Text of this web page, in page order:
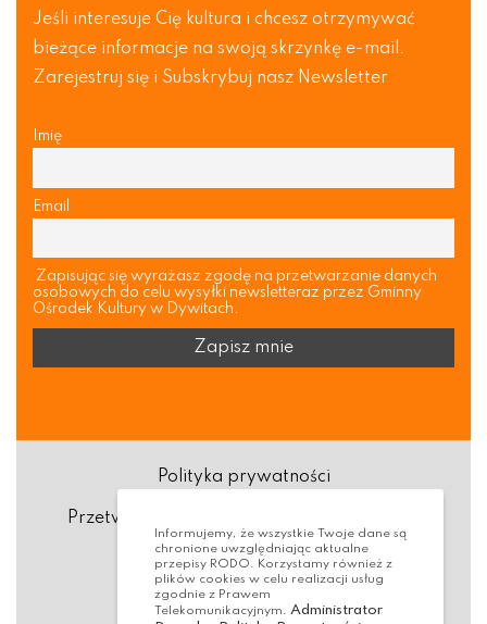
Jeśli interesuje Cię kultura i chcesz otrzymywać
bieżące informacje na swoją skrzynkę e-mail.
Zarejestruj się i Subskrybuj nasz Newsletter
Imię
Email
Zapisując się wyrażasz zgodę na przetwarzanie danych
osobowych do celu wysyłki newsletteraz przez Gminny
Ośrodek Kultury w Dywitach.
Polityka prywatności
Przetwarzanie danych osobowych (RODO)
Deklaracja dostępności
Dostępność Architektoniczna
Informujemy, że wszystkie Twoje dane są
chronione uwzględniając aktualne
przepisy RODO. Korzystamy również z
plików cookies w celu realizacji usług
zgodnie z Prawem
Telekomunikacyjnym. Administrator